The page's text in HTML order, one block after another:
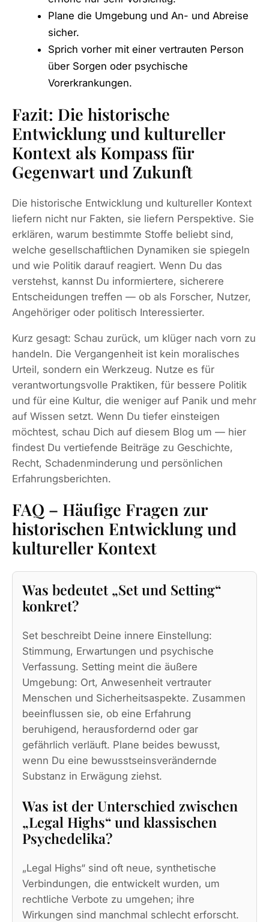
Plane die Umgebung und An- und Abreise
sicher.
Sprich vorher mit einer vertrauten Person
über Sorgen oder psychische
Vorerkrankungen.
Fazit: Die historische
Entwicklung und kultureller
Kontext als Kompass für
Gegenwart und Zukunft
Die historische Entwicklung und kultureller Kontext
liefern nicht nur Fakten, sie liefern Perspektive. Sie
erklären, warum bestimmte Stoffe beliebt sind,
welche gesellschaftlichen Dynamiken sie spiegeln
und wie Politik darauf reagiert. Wenn Du das
verstehst, kannst Du informiertere, sicherere
Entscheidungen treffen — ob als Forscher, Nutzer,
Angehöriger oder politisch Interessierter.
Kurz gesagt: Schau zurück, um klüger nach vorn zu
handeln. Die Vergangenheit ist kein moralisches
Urteil, sondern ein Werkzeug. Nutze es für
verantwortungsvolle Praktiken, für bessere Politik
und für eine Kultur, die weniger auf Panik und mehr
auf Wissen setzt. Wenn Du tiefer einsteigen
möchtest, schau Dich auf diesem Blog um — hier
findest Du vertiefende Beiträge zu Geschichte,
Recht, Schadenminderung und persönlichen
Erfahrungsberichten.
FAQ – Häufige Fragen zur
historischen Entwicklung und
kultureller Kontext
Was bedeutet „Set und Setting“
konkret?
Set beschreibt Deine innere Einstellung:
Stimmung, Erwartungen und psychische
Verfassung. Setting meint die äußere
Umgebung: Ort, Anwesenheit vertrauter
Menschen und Sicherheitsaspekte. Zusammen
beeinflussen sie, ob eine Erfahrung
beruhigend, herausfordernd oder gar
gefährlich verläuft. Plane beides bewusst,
wenn Du eine bewusstseinsverändernde
Substanz in Erwägung ziehst.
Was ist der Unterschied zwischen
„Legal Highs“ und klassischen
Psychedelika?
„Legal Highs“ sind oft neue, synthetische
Verbindungen, die entwickelt wurden, um
rechtliche Verbote zu umgehen; ihre
Wirkungen sind manchmal schlecht erforscht.